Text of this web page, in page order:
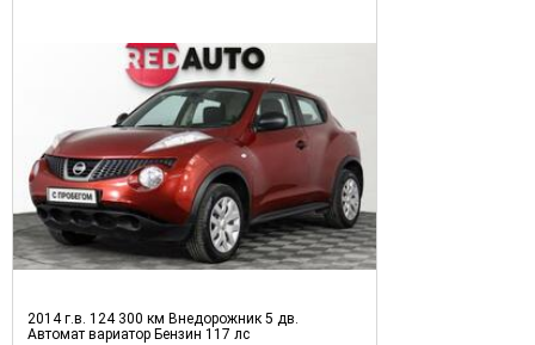
2014 г.в. 124 300 км Внедорожник 5 дв.
Автомат вариатор Бензин 117 лс